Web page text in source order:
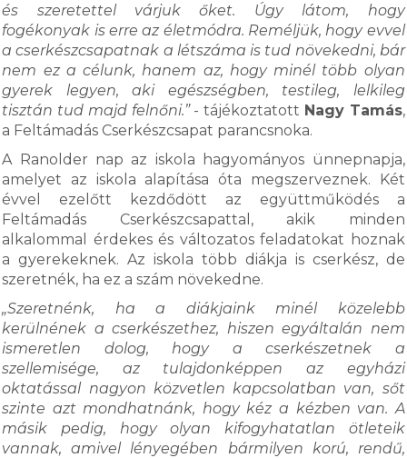
és szeretettel várjuk őket. Úgy látom, hogy
fogékonyak is erre az életmódra. Reméljük, hogy evvel
a cserkészcsapatnak a létszáma is tud növekedni, bár
nem ez a célunk, hanem az, hogy minél több olyan
gyerek legyen, aki egészségben, testileg, lelkileg
tisztán tud majd felnőni.”- tájékoztatott Nagy Tamás,
a Feltámadás Cserkészcsapat parancsnoka.
A Ranolder nap az iskola hagyományos ünnepnapja,
amelyet az iskola alapítása óta megszerveznek. Két
évvel ezelőtt kezdődött az együttműködés a
Feltámadás Cserkészcsapattal, akik minden
alkalommal érdekes és változatos feladatokat hoznak
a gyerekeknek. Az iskola több diákja is cserkész, de
szeretnék, ha ez a szám növekedne.
„Szeretnénk, ha a diákjaink minél közelebb
kerülnének a cserkészethez, hiszen egyáltalán nem
ismeretlen dolog, hogy a cserkészetnek a
szellemisége, az tulajdonképpen az egyházi
oktatással nagyon közvetlen kapcsolatban van, sőt
szinte azt mondhatnánk, hogy kéz a kézben van. A
másik pedig, hogy olyan kifogyhatatlan ötleteik
vannak, amivel lényegében bármilyen korú, rendű,